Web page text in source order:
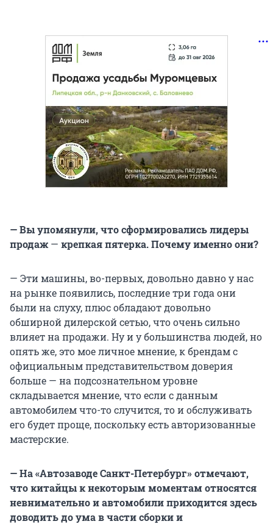
— Вы упомянули, что сформировались лидеры
продаж — крепкая пятерка. Почему именно они?
— Эти машины, во-первых, довольно давно у нас
на рынке появились, последние три года они
были на слуху, плюс обладают довольно
обширной дилерской сетью, что очень сильно
влияет на продажи. Ну и у большинства людей, но
опять же, это мое личное мнение, к брендам с
официальным представительством доверия
больше — на подсознательном уровне
складывается мнение, что если с данным
автомобилем что-то случится, то и обслуживать
его будет проще, поскольку есть авторизованные
мастерские.
— На «Автозаводе Санкт-Петербург» отмечают,
что китайцы к некоторым моментам относятся
невнимательно и автомобили приходится здесь
доводить до ума в части сборки и